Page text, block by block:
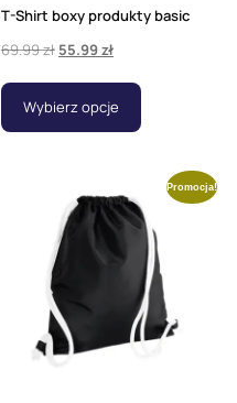
T-Shirt boxy produkty basic
69.99zł 55.99zł
Wybierz opcje
Promocja!